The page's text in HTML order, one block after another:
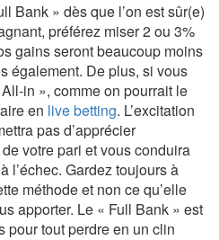
Bank » dès que l’on est sûr(e)
préférez miser 2 ou 3%
gains seront beaucoup moins
également. De plus, si vous
in », comme on pourrait le
en live betting. L’excitation
pas d’apprécier
votre pari et vous conduira
l’échec. Gardez toujours à
méthode et non ce qu’elle
apporter. Le « Full Bank » est
pour tout perdre en un clin